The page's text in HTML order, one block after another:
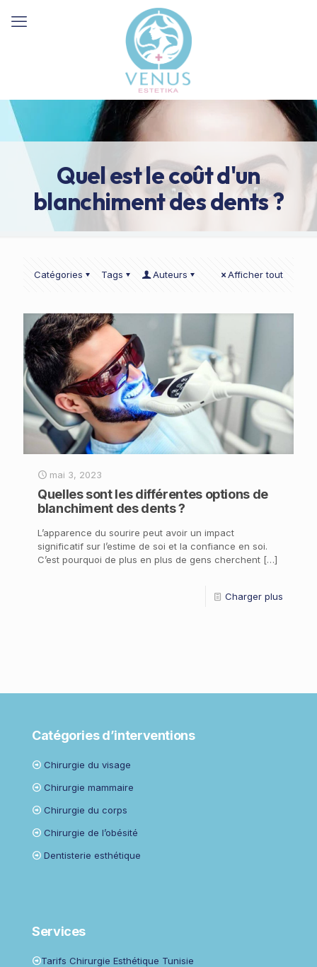
Quel est le coût d'un
blanchiment des dents ?
Catégories Tags Auteurs Afficher tout
mai 3, 2023
Quelles sont les différentes options de
blanchiment des dents ?
L’apparence du sourire peut avoir un impact
significatif sur l’estime de soi et la confiance en soi.
C’est pourquoi de plus en plus de gens cherchent […]
Charger plus
Catégories d’interventions
Chirurgie du visage
Chirurgie mammaire
Chirurgie du corps
Chirurgie de l’obésité
Dentisterie esthétique
Services
Tarifs Chirurgie Esthétique Tunisie